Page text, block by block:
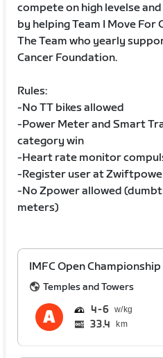
compete on high levelse
by helping Team I Move For
The Team who yearly
Cancer Foundation.
Rules:
-No TT bikes allowed
-Power Meter and Smart
category win
-Heart rate monitor
-Register user at
-No Zpower allowed
meters)
IMFC Open Championship
Temples and Towers
4 6
33.4 km